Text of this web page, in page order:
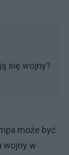
się wojny?
może być
wojny w